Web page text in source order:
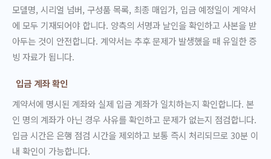
모델명, 시리얼 넘버, 구성품 목록, 최종 매입가, 입금 예정일이 계약서
에 모두 기재되어야 합니다. 양측의 서명과 날인을 확인하고 사본을 받
아두는 것이 안전합니다. 계약서는 추후 문제가 발생했을 때 유일한 증
빙 자료가 됩니다.
입금 계좌 확인
계약서에 명시된 계좌와 실제 입금 계좌가 일치하는지 확인합니다. 본
인 명의 계좌가 아닌 경우 사유를 확인하고 문제가 없는지 점검합니다.
입금 시간은 은행 점검 시간을 제외하고 보통 즉시 처리되므로 30분 이
내 확인이 가능합니다.